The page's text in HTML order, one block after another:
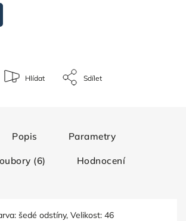
Hlídat Sdílet
Popis Parametry
(6) Hodnocení
šedé odstíny, Velikost: 46